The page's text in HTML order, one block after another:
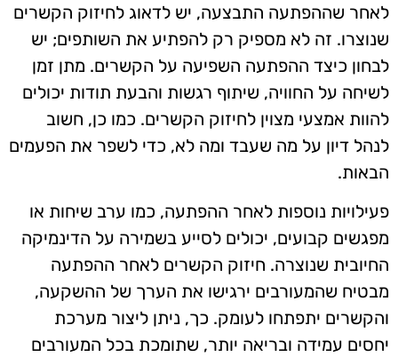
לאחר שההפתעה התבצעה, יש לדאוג לחיזוק הקשרים
שנוצרו. זה לא מספיק רק להפתיע את השותפים; יש
לבחון כיצד ההפתעה השפיעה על הקשרים. מתן זמן
לשיחה על החוויה, שיתוף רגשות והבעת תודות יכולים
להוות אמצעי מצוין לחיזוק הקשרים. כמו כן, חשוב
לנהל דיון על מה שעבד ומה לא, כדי לשפר את הפעמים
הבאות.
פעילויות נוספות לאחר ההפתעה, כמו ערב שיחות או
מפגשים קבועים, יכולים לסייע בשמירה על הדינמיקה
החיובית שנוצרה. חיזוק הקשרים לאחר ההפתעה
מבטיח שהמעורבים ירגישו את הערך של ההשקעה,
והקשרים יתפתחו לעומק. כך, ניתן ליצור מערכת
יחסים עמידה ובריאה יותר, שתומכת בכל המעורבים